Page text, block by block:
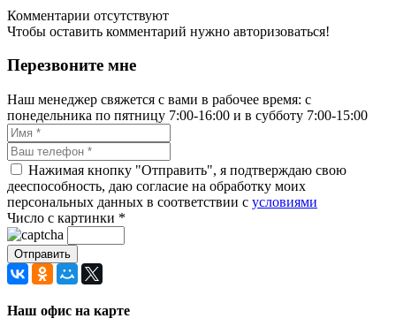
Комментарии отсутствуют
Чтобы оставить комментарий нужно авторизоваться!
Перезвоните мне
Наш менеджер свяжется с вами в рабочее время: с
понедельника по пятницу 7:00-16:00 и в субботу 7:00-15:00
Нажимая кнопку "Отправить", я подтверждаю свою
дееспособность, даю согласие на обработку моих
персональных данных в соответствии с условиями
Число с картинки *
Наш офис на карте